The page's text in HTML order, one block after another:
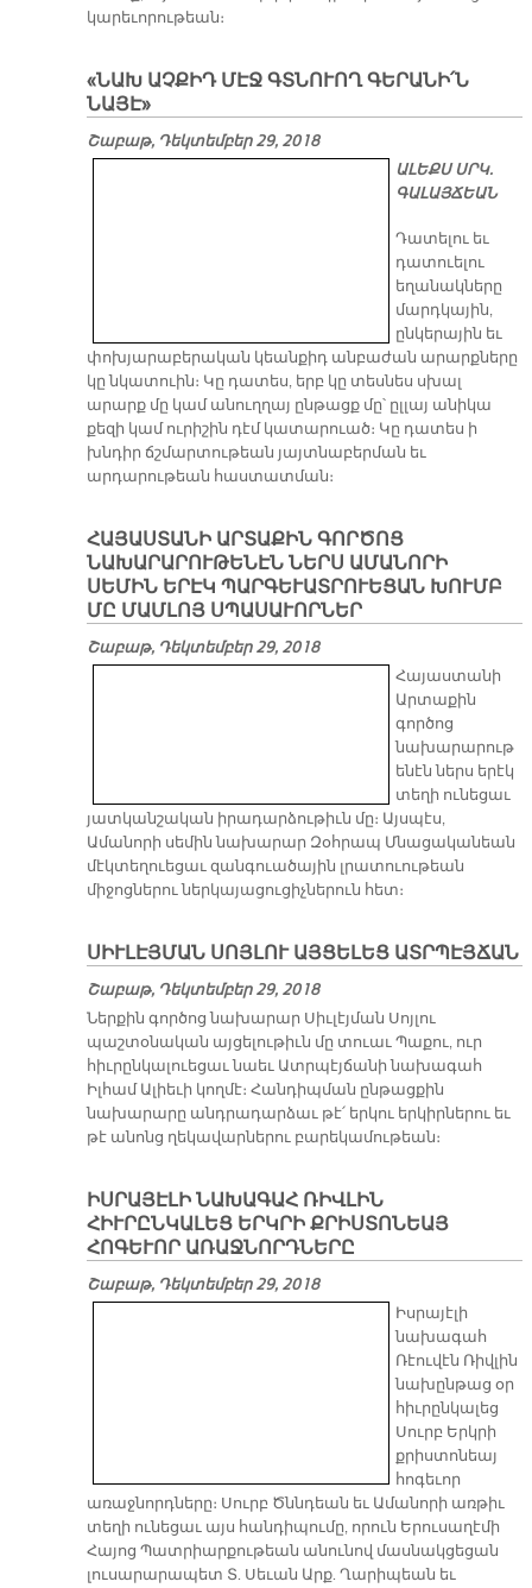
կարեւորութեան։
«ՆԱԽ ԱՉՔԻԴ ՄԷՋ ԳՏՆՈՒՈՂ ԳԵՐԱՆԻ՛Ն
ՆԱՅԷ»
Շաբաթ, Դեկտեմբեր 29, 2018
ԱԼԵՔՍ ՍՐԿ.
ԳԱԼԱՅՃԵԱՆ
Դատելու եւ
դատուելու
եղանակները
մարդկային,
ընկերային եւ
փոխյարաբերական կեանքիդ անբաժան արարքները
կը նկատուին։ Կը դատես, երբ կը տեսնես սխալ
արարք մը կամ անուղղայ ընթացք մը՝ ըլլայ անիկա
քեզի կամ ուրիշին դէմ կատարուած։ Կը դատես ի
խնդիր ճշմարտութեան յայտնաբերման եւ
արդարութեան հաստատման։
ՀԱՅԱՍՏԱՆԻ ԱՐՏԱՔԻՆ ԳՈՐԾՈՑ
ՆԱԽԱՐԱՐՈՒԹԵՆԷՆ ՆԵՐՍ ԱՄԱՆՈՐԻ
ՍԵՄԻՆ ԵՐԷԿ ՊԱՐԳԵՒԱՏՐՈՒԵՑԱՆ ԽՈՒՄԲ
ՄԸ ՄԱՄԼՈՅ ՍՊԱՍԱՒՈՐՆԵՐ
Շաբաթ, Դեկտեմբեր 29, 2018
Հայաստանի
Արտաքին
գործոց
նախարարութ
ենէն ներս երէկ
տեղի ունեցաւ
յատկանշական իրադարձութիւն մը։ Այսպէս,
Ամանորի սեմին նախարար Զօհրապ Մնացականեան
մէկտեղուեցաւ զանգուածային լրատուութեան
միջոցներու ներկայացուցիչներուն հետ։
ՍԻՒԼԷՅՄԱՆ ՍՈՅԼՈՒ ԱՅՑԵԼԵՑ ԱՏՐՊԷՅՃԱՆ
Շաբաթ, Դեկտեմբեր 29, 2018
Ներքին գործոց նախարար Սիւլէյման Սոյլու
պաշտօնական այցելութիւն մը տուաւ Պաքու, ուր
հիւրընկալուեցաւ նաեւ Ատրպէյճանի նախագահ
Իլհամ Ալիեւի կողմէ։ Հանդիպման ընթացքին
նախարարը անդրադարձաւ թէ՛ երկու երկիրներու եւ
թէ անոնց ղեկավարներու բարեկամութեան։
ԻՍՐԱՅԷԼԻ ՆԱԽԱԳԱՀ ՌԻՎԼԻՆ
ՀԻՒՐԸՆԿԱԼԵՑ ԵՐԿՐԻ ՔՐԻՍՏՈՆԵԱՅ
ՀՈԳԵՒՈՐ ԱՌԱՋՆՈՐԴՆԵՐԸ
Շաբաթ, Դեկտեմբեր 29, 2018
Իսրայէլի
նախագահ
Ռէուվէն Ռիվլին
նախընթաց օր
հիւրընկալեց
Սուրբ Երկրի
քրիստոնեայ
հոգեւոր
առաջնորդները։ Սուրբ Ծննդեան եւ Ամանորի առթիւ
տեղի ունեցաւ այս հանդիպումը, որուն Երուսաղէմի
Հայոց Պատրիարքութեան անունով մասնակցեցան
լուսարարապետ Տ. Սեւան Արք. Ղարիպեան եւ